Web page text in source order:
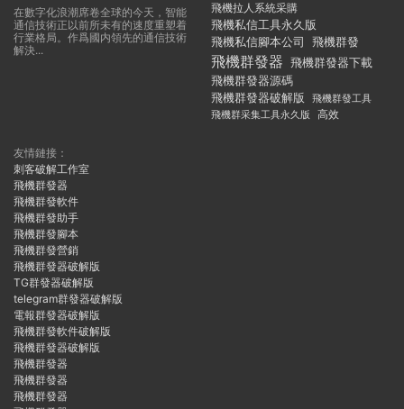
在數字化浪潮席卷全球的今天，智能
通信技術正以前所未有的速度重塑着
行業格局。作爲國内領先的通信技術
解決...
飛機拉人系統采購
飛機私信工具永久版
飛機私信腳本公司
飛機群發
飛機群發器 飛機群發器下載
飛機群發器源碼
飛機群發器破解版
飛機群發工具
飛機群采集工具永久版
高效
友情鏈接：
刺客破解工作室
飛機群發器
飛機群發軟件
飛機群發助手
飛機群發腳本
飛機群發營銷
飛機群發器破解版
TG群發器破解版
telegram群發器破解版
電報群發器破解版
飛機群發軟件破解版
飛機群發器破解版
飛機群發器
飛機群發器
飛機群發器